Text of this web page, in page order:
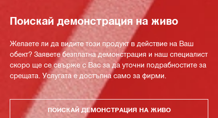
Поискай демонстрация на живо
Желаете ли да видите този продукт в действие на Ваш
обект? Заявете безплатна демонстрация и наш специалист
скоро ще се свърже с Вас за да уточни подрабностите за
срещата. Услугата е достъпна само за фирми.
ПОИСКАЙ ДЕМОНСТРАЦИЯ НА ЖИВО